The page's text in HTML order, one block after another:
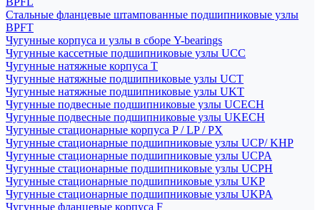
Стальные фланцевые штампованные подшипниковые узлы
BPFT
Чугунные корпуса и узлы в сборе Y-bearings
Чугунные кассетные подшипниковые узлы UCC
Чугунные натяжные корпуса T
Чугунные натяжные подшипниковые узлы UCT
Чугунные натяжные подшипниковые узлы UKT
Чугунные подвесные подшипниковые узлы UCECH
Чугунные подвесные подшипниковые узлы UKECH
Чугунные стационарные корпуса P / LP / PX
Чугунные стационарные подшипниковые узлы UCP/ KHP
Чугунные стационарные подшипниковые узлы UCPA
Чугунные стационарные подшипниковые узлы UCPH
Чугунные стационарные подшипниковые узлы UKP
Чугунные стационарные подшипниковые узлы UKPA
Чугунные фланцевые корпуса F